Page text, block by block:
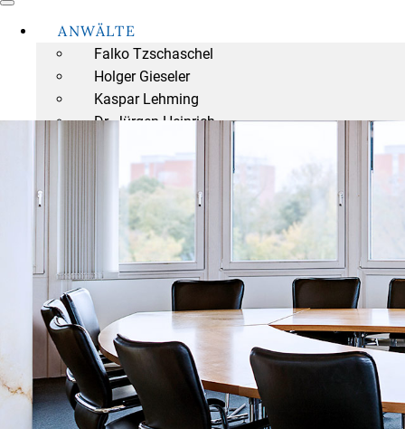
ANWÄLTE
Falko Tzschaschel
Holger Gieseler
Kaspar Lehming
Dr. Jürgen Heinrich
Tibor Rode
Dr. Andreas Reiff
Dr. Fritz R. Osthold
Dr. Konrad B. Osthold
Marco Gieseler
NOTARE
Holger Gieseler
Dr. Jürgen Heinrich
Tibor Rode
Dr. Konrad B. Osthold
NOTAR-FORMULARE
LEISTUNGEN